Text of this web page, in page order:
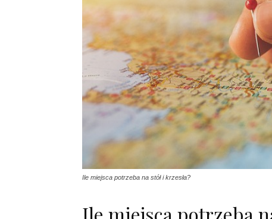
Ile miejsca potrzeba na stół i krzesła?
Ile miejsca potrzeba